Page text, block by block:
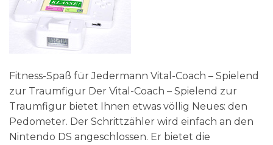
Fitness-Spaß für Jedermann Vital-Coach – Spielend
zur Traumfigur Der Vital-Coach – Spielend zur
Traumfigur bietet Ihnen etwas völlig Neues: den
Pedometer. Der Schrittzähler wird einfach an den
Nintendo DS angeschlossen. Er bietet die